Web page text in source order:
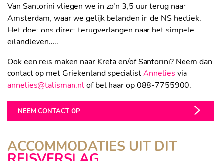
Van Santorini vliegen we in zo’n 3,5 uur terug naar
Amsterdam, waar we gelijk belanden in de NS hectiek.
Het doet ons direct terugverlangen naar het simpele
eilandleven…..
Ook een reis maken naar Kreta en/of Santorini? Neem dan
contact op met Griekenland specialistAnnelies via
annelies@talisman.nlof bel haar op 088-7755900.
NEEM CONTACT OP
ACCOMMODATIES UIT DIT
DAIOS COVE LUXURY RESORT